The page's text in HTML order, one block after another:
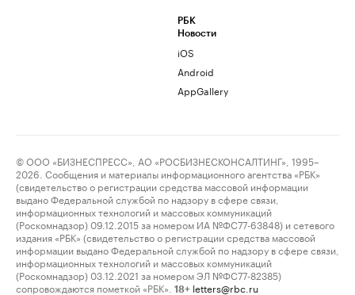
РБК
Новости
iOS
Android
AppGallery
© ООО «БИЗНЕСПРЕСС», АО «РОСБИЗНЕСКОНСАЛТИНГ», 1995–
2026. Сообщения и материалы информационного агентства «РБК»
(свидетельство о регистрации средства массовой информации
выдано Федеральной службой по надзору в сфере связи,
информационных технологий и массовых коммуникаций
(Роскомнадзор) 09.12.2015 за номером ИА №ФС77-63848) и сетевого
издания «РБК» (свидетельство о регистрации средства массовой
информации выдано Федеральной службой по надзору в сфере связи,
информационных технологий и массовых коммуникаций
(Роскомнадзор) 03.12.2021 за номером ЭЛ №ФС77-82385)
сопровождаются пометкой «РБК».
18+ letters@rbc.ru